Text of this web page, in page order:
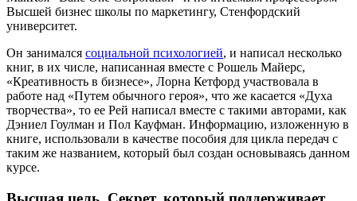
Высшей бизнес школы по маркетингу, Стенфордский
университет.
Он занимался социальной психологией, и написал несколько
книг, в их числе, написанная вместе с Рошель Майерс,
«Креативность в бизнесе», Лорна Кетфорд участвовала в
работе над «Путем обычного героя», что же касается «Духа
творчества», то ее Рей написал вместе с такими авторами, как
Дэниел Гоулман и Пол Кауфман. Информацию, изложенную в
книге, использовали в качестве пособия для цикла передач с
таким же названием, который был создан основываясь данном
курсе.